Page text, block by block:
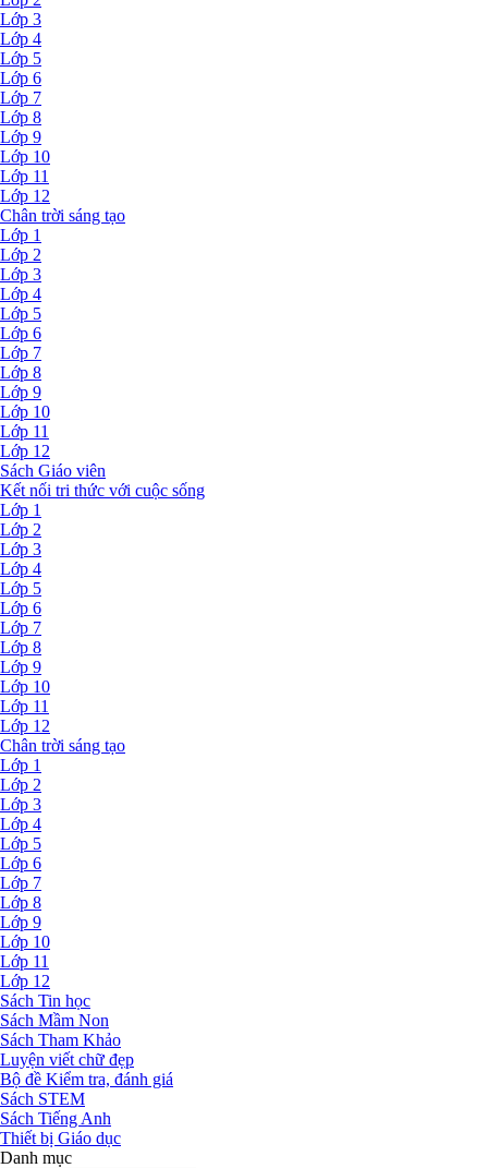
Lớp 3
Lớp 4
Lớp 5
Lớp 6
Lớp 7
Lớp 8
Lớp 9
Lớp 10
Lớp 11
Lớp 12
Chân trời sáng tạo
Lớp 1
Lớp 2
Lớp 3
Lớp 4
Lớp 5
Lớp 6
Lớp 7
Lớp 8
Lớp 9
Lớp 10
Lớp 11
Lớp 12
Sách Giáo viên
Kết nối tri thức với cuộc sống
Lớp 1
Lớp 2
Lớp 3
Lớp 4
Lớp 5
Lớp 6
Lớp 7
Lớp 8
Lớp 9
Lớp 10
Lớp 11
Lớp 12
Chân trời sáng tạo
Lớp 1
Lớp 2
Lớp 3
Lớp 4
Lớp 5
Lớp 6
Lớp 7
Lớp 8
Lớp 9
Lớp 10
Lớp 11
Lớp 12
Sách Tin học
Sách Mầm Non
Sách Tham Khảo
Luyện viết chữ đẹp
Bộ đề Kiểm tra, đánh giá
Sách STEM
Sách Tiếng Anh
Thiết bị Giáo dục
Danh mục